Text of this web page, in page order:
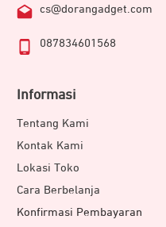
cs@dorangadget.com
087834601568
Informasi
Tentang Kami
Kontak Kami
Lokasi Toko
Cara Berbelanja
Konfirmasi Pembayaran